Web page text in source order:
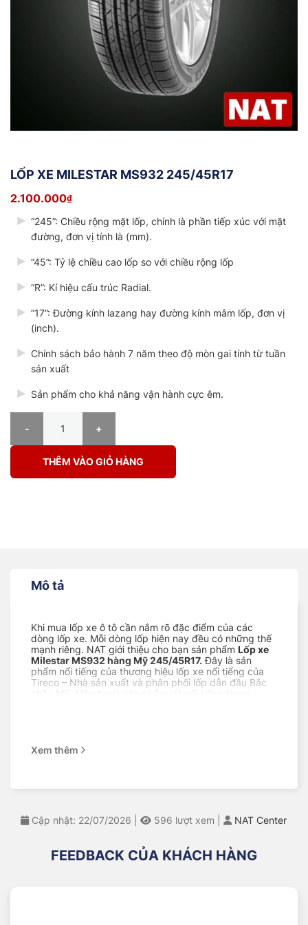
LỐP XE MILESTAR MS932 245/45R17
2.100.000₫
“245”: Chiều rộng mặt lốp, chính là phần tiếp xúc với mặt
đường, đơn vị tính là (mm).
“45”: Tỷ lệ chiều cao lốp so với chiều rộng lốp
“R”: Kí hiệu cấu trúc Radial.
“17”: Đường kính lazang hay đường kính mâm lốp, đơn vị
(inch).
Chính sách bảo hành 7 năm theo độ mòn gai tính từ tuần
sản xuất
Sản phẩm cho khả năng vận hành cực êm.
THÊM VÀO GIỎ HÀNG
Mô tả
Khi mua lốp xe ô tô cần nắm rõ đặc điểm của các
dòng lốp xe. Mỗi dòng lốp hiện nay đều có những thế
mạnh riêng. NAT giới thiệu cho bạn sản phẩm Lốp xe
Milestar MS932 hàng Mỹ 245/45R17.Đây là sản
phẩm nổi tiếng của thương hiệu lốp xe nổi tiếng của
Tireco – Nhà sản xuất và phân phối lốp dẫn đầu Bắc
châu Mỹ. Milestar là sản phẩm rất nổi tiếng trong
Lốp xe MILESTAR MS932 hàng Mỹ 245/45R17
Lốp xe Milestar có tốt không?
Địa chỉ bán lốp xe uy tín
Xem thêm
Cập nhật: 22/07/2026 596 lượt xem NAT Center
FEEDBACK CỦA KHÁCH HÀNG